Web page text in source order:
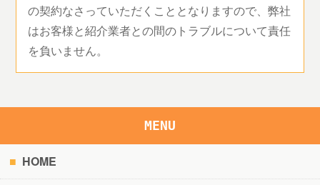
の契約なさっていただくこととなりますので、弊社
はお客様と紹介業者との間のトラブルについて責任
を負いません。
MENU
HOME